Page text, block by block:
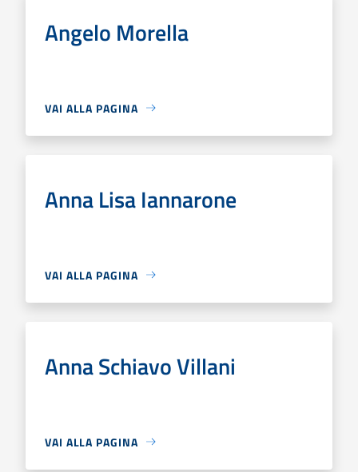
Angelo Morella
VAI ALLA PAGINA
Anna Lisa Iannarone
VAI ALLA PAGINA
Anna Schiavo Villani
VAI ALLA PAGINA